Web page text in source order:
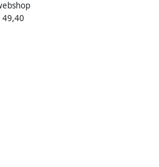
| AT-N05V3V3-F 3G1
- 1072244
49,40